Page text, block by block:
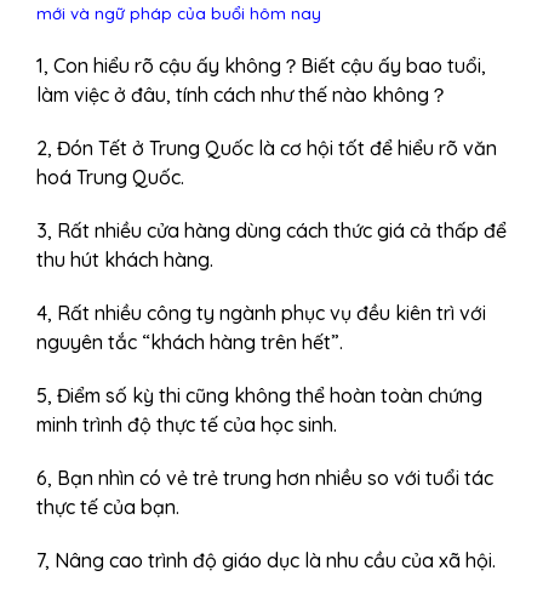
mới và ngữ pháp của buổi hôm nay
1, Con hiểu rõ cậu ấy không？Biết cậu ấy bao tuổi,
làm việc ở đâu, tính cách như thế nào không？
2, Đón Tết ở Trung Quốc là cơ hội tốt để hiểu rõ văn
hoá Trung Quốc.
3, Rất nhiều cửa hàng dùng cách thức giá cả thấp để
thu hút khách hàng.
4, Rất nhiều công ty ngành phục vụ đều kiên trì với
nguyên tắc “khách hàng trên hết”.
5, Điểm số kỳ thi cũng không thể hoàn toàn chứng
minh trình độ thực tế của học sinh.
6, Bạn nhìn có vẻ trẻ trung hơn nhiều so với tuổi tác
thực tế của bạn.
7, Nâng cao trình độ giáo dục là nhu cầu của xã hội.